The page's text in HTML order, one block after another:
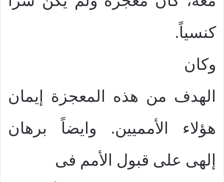
كنسياً.
وكان
الهدف من هذه المعجزة إيمان
هؤلاء الأمميين. وايضاً برهان
إلهى على قبول الأمم فى